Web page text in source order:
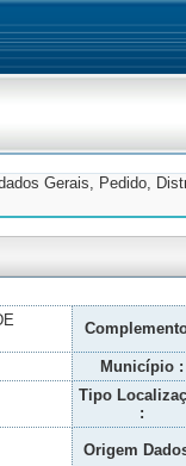
Gerais, Pedido,
Município :
Tipo
:
Origem